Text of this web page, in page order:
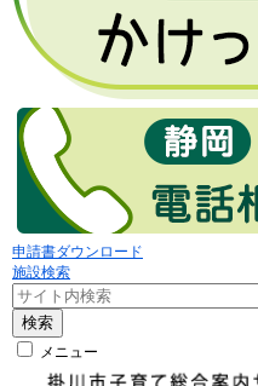
申請書ダウンロード
施設検索
検索
メニュー